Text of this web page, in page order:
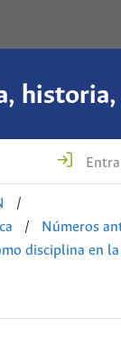
/
/
Números
disciplina en